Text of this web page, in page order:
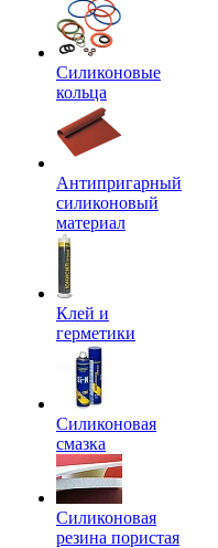
Силиконовые
кольца
Антипригарный
силиконовый
материал
Клей и
герметики
Силиконовая
смазка
Силиконовая
резина пористая